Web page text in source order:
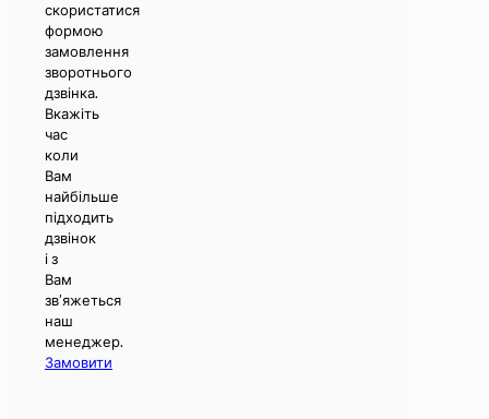
скористатися
формою
замовлення
зворотнього
дзвінка.
Вкажіть
час
коли
Вам
найбільше
підходить
дзвінок
і з
Вам
зв’яжеться
наш
менеджер.
Замовити